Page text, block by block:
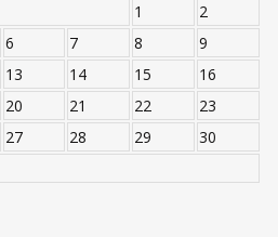
1
2
6 7 8
9
13 14 15
16
20 21 22
23
27 28 29
30